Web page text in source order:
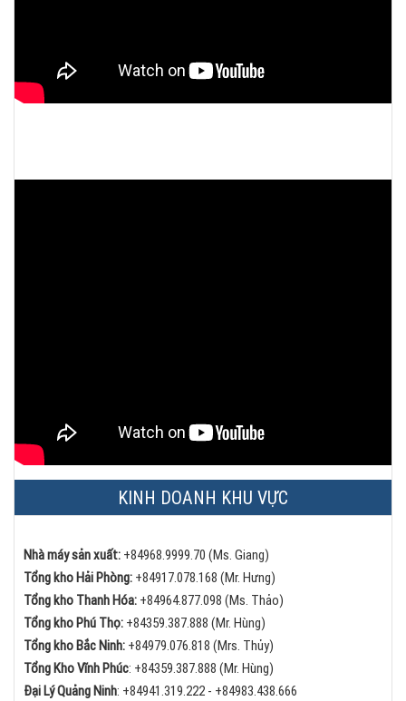
KINH DOANH KHU VỰC
Nhà máy sản xuất: +84968.9999.70 (Ms. Giang)
Tổng kho Hải Phòng: +84917.078.168 (Mr. Hưng)
Tổng kho Thanh Hóa: +84964.877.098 (Ms. Thảo)
Tổng kho Phú Thọ: +84359.387.888 (Mr. Hùng)
Tổng kho Bắc Ninh: +84979.076.818 (Mrs. Thủy)
Tổng Kho Vĩnh Phúc: +84359.387.888 (Mr. Hùng)
Đại Lý Quảng Ninh: +84941.319.222 - +84983.438.666